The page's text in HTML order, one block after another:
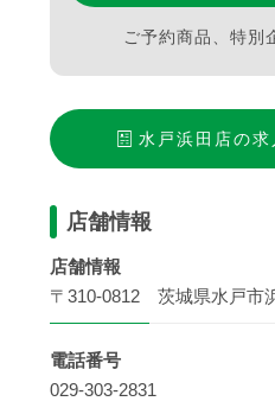
ご予約商品、特別
水戸浜田店の求
店舗情報
店舗情報
〒310-0812 茨城県水戸市
電話番号
029-303-2831